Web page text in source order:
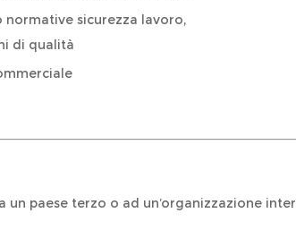
normative sicurezza lavoro,
di qualità
paese terzo o ad un’organizzazione